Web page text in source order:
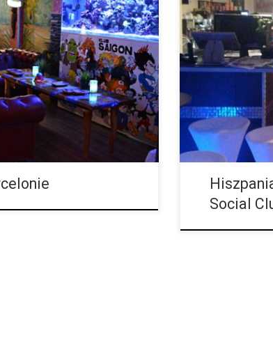
Mekce Marihuany?
koniec klubów społecznych
w życie wyroku, katalońskie
Cannabis Social
około 1.200, a
są one […]
Social